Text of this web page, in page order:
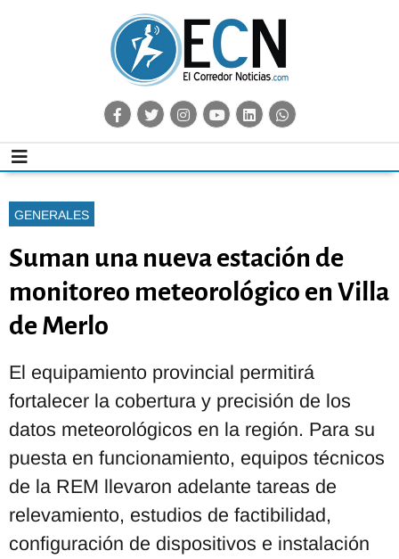
GENERALES
Suman una nueva estación de
monitoreo meteorológico en Villa
de Merlo
El equipamiento provincial permitirá
fortalecer la cobertura y precisión de los
datos meteorológicos en la región. Para su
puesta en funcionamiento, equipos técnicos
de la REM llevaron adelante tareas de
relevamiento, estudios de factibilidad,
configuración de dispositivos e instalación